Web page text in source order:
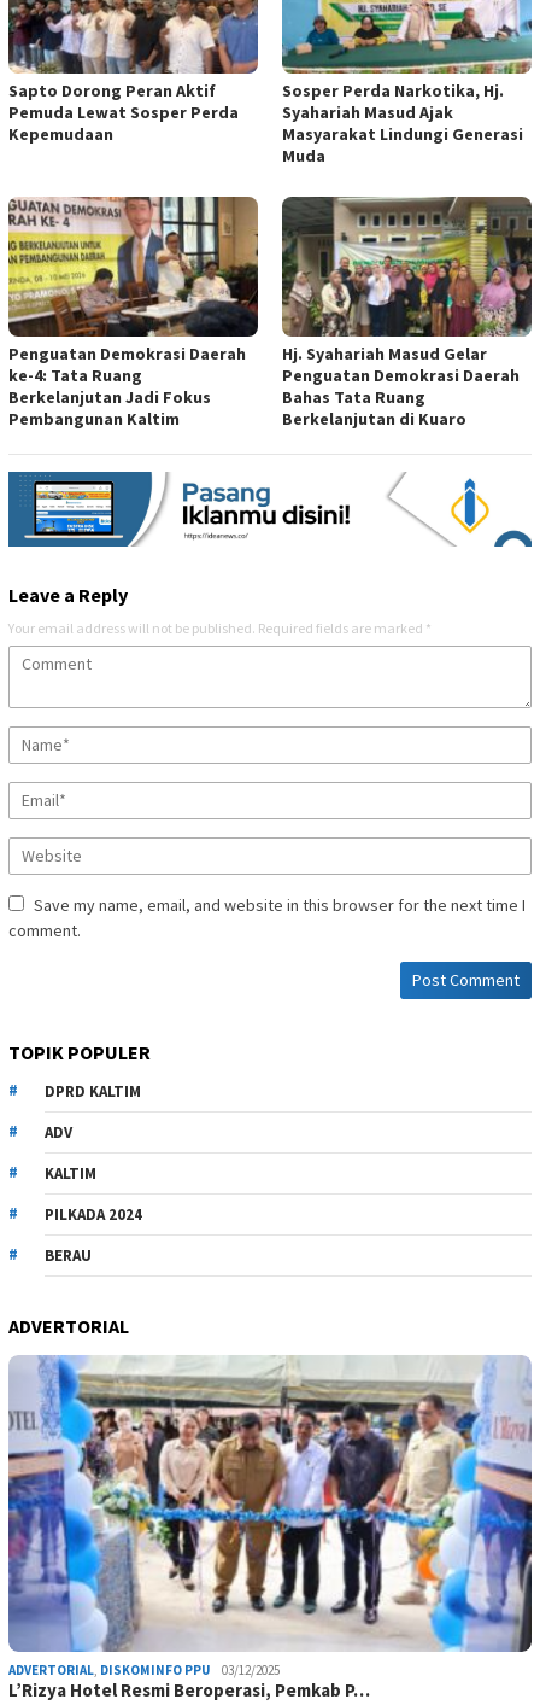
Sapto Dorong Peran Aktif
Pemuda Lewat Sosper Perda
Kepemudaan
Sosper Perda Narkotika, Hj.
Syahariah Masud Ajak
Masyarakat Lindungi Generasi
Muda
Penguatan Demokrasi Daerah
ke-4: Tata Ruang
Berkelanjutan Jadi Fokus
Pembangunan Kaltim
Hj. Syahariah Masud Gelar
Penguatan Demokrasi Daerah
Bahas Tata Ruang
Berkelanjutan di Kuaro
Leave a Reply
Your email address will not be published. Required fields are marked *
Save my name, email, and website in this browser for the next time I
comment.
TOPIK POPULER
DPRD KALTIM
ADV
KALTIM
PILKADA 2024
BERAU
ADVERTORIAL
ADVERTORIAL, DISKOMINFO PPU 03/12/2025
L’Rizya Hotel Resmi Beroperasi, Pemkab P…